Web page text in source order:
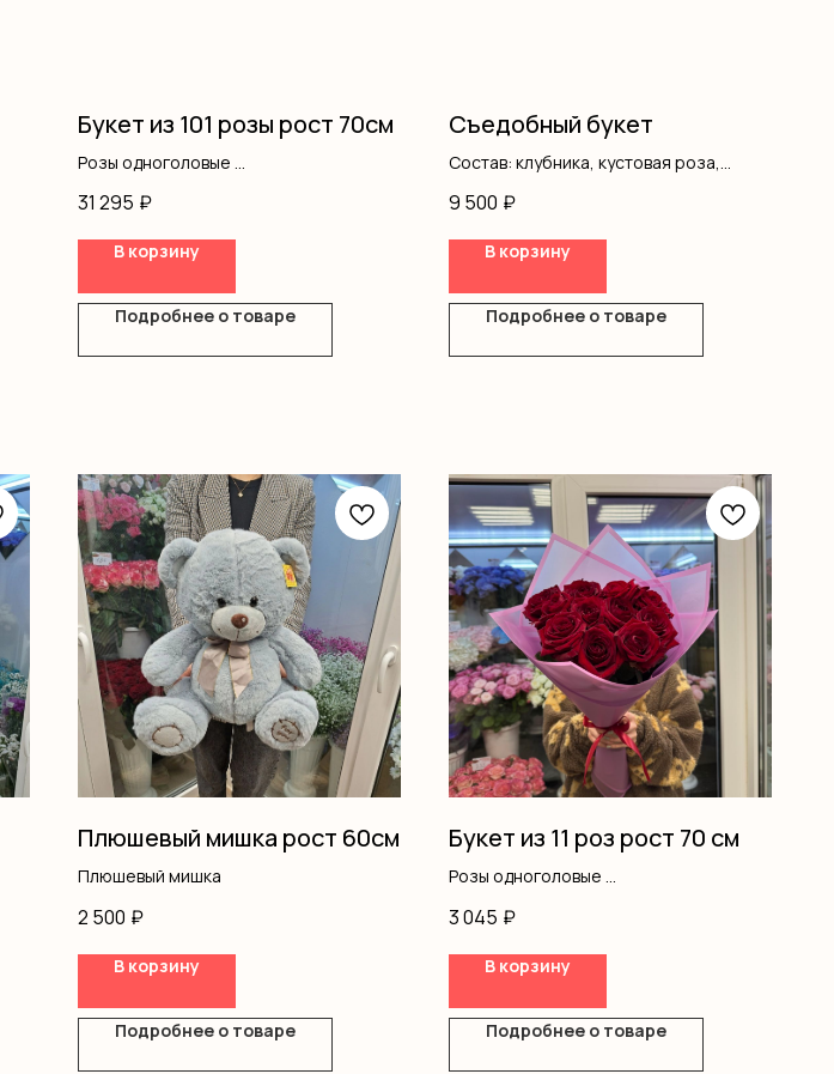
Букет из 101 розы рост 70см
Розы одноголовые
31 295 ₽
В корзину
Подробнее о товаре
Съедобный букет
Состав: клубника, кустовая роза,
9 500 ₽
В корзину
Подробнее о товаре
Плюшевый мишка рост 60см
Плюшевый мишка
2 500 ₽
В корзину
Подробнее о товаре
Букет из 11 роз рост 70 см
Розы одноголовые
3 045 ₽
В корзину
Подробнее о товаре